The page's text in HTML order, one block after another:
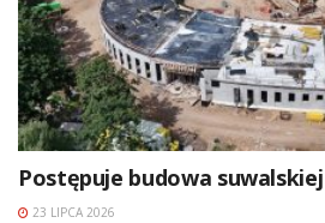
Postępuje budowa
23 LIPCA 2026